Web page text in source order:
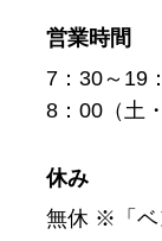
営業時間
7：30～19
8：00（土
休み
無休 ※「ベ